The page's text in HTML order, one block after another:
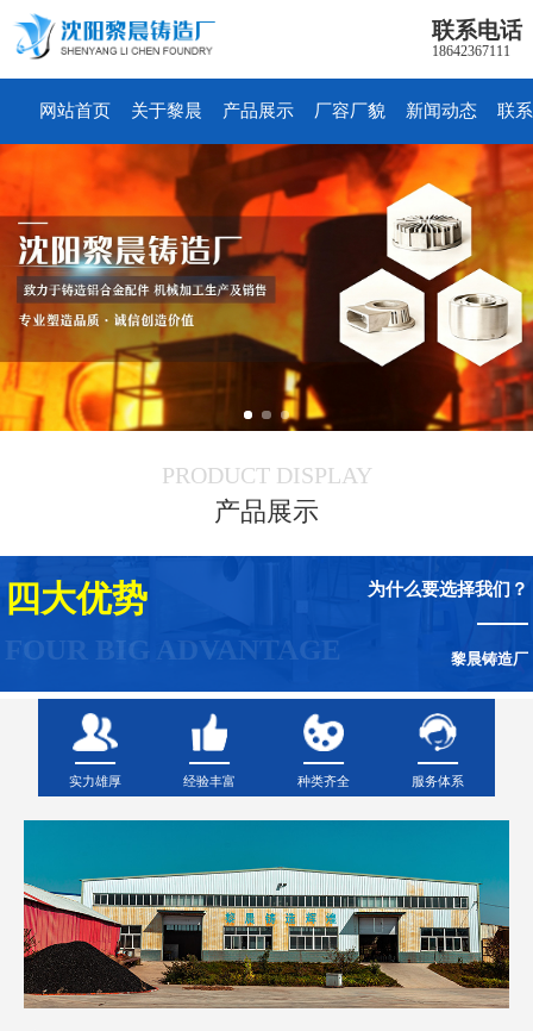
联系电话
18642367111
网站首页 关于黎晨 产品展示 厂容厂貌 新闻动态 联
PRODUCT DISPLAY
产品展示
四大优势
FOUR BIG ADVANTAGE
为什么要选择我们？
黎晨铸造厂
实力雄厚 经验丰富 种类齐全 服务体系